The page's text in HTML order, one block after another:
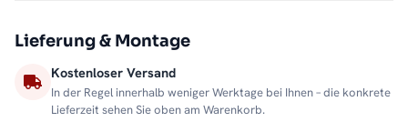
Lieferung & Montage
Kostenloser Versand
In der Regel innerhalb weniger Werktage bei Ihnen – die konkrete
Lieferzeit sehen Sie oben am Warenkorb.